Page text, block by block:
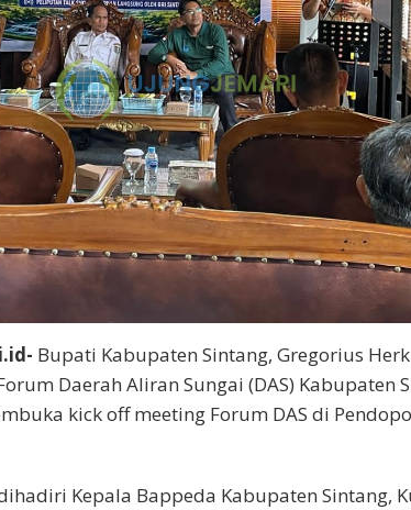
Bupati Kabupaten Sintang, Gregorius
Daerah Aliran Sungai (DAS) Kabupaten
kick off meeting Forum DAS di
Kepala Bappeda Kabupaten Sintang,